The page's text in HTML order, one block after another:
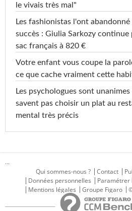
le vivais très mal"
Les fashionistas l'ont abandonné
succès : Giulia Sarkozy
sac français à 820 €
Votre enfant vous coupe la
ce que cache vraiment cette
Les psychologues sont
savent pas choisir un plat au
mental très précis
...
Qui sommes-nous ?
Contact
Données personnelles
Paramétrer
Mentions légales
Groupe Figaro